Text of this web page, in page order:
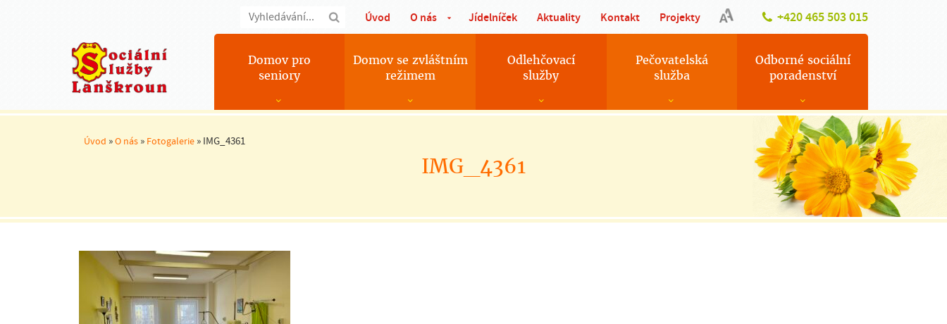
+420 465 503 015
Úvod O nás Jídelníček Aktuality Kontakt Projekty
Domov pro
seniory
Domov se zvláštním
režimem
Odlehčovací
služby
Pečovatelská
služba
Odborné sociální
poradenství
Úvod »O nás » Fotogalerie » IMG_4361
IMG_4361